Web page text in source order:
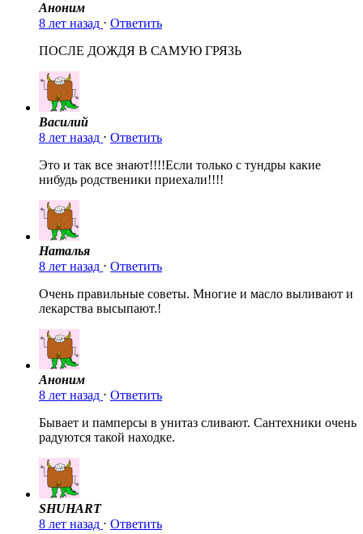
Аноним
8 лет назад ⋅ Ответить
ПОСЛЕ ДОЖДЯ В САМУЮ ГРЯЗЬ
Василий
8 лет назад ⋅ Ответить
Это и так все знают!!!!Если только с тундры какие
нибудь родственики приехали!!!!
Наталья
8 лет назад ⋅ Ответить
Очень правильные советы. Многие и масло выливают и
лекарства высыпают.!
Аноним
8 лет назад ⋅ Ответить
Бывает и памперсы в унитаз сливают. Сантехники очень
радуются такой находке.
SHUHART
8 лет назад ⋅ Ответить